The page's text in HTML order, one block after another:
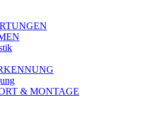
& MONTAGE